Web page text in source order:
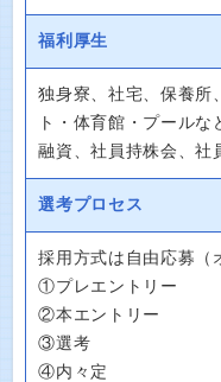
福利厚生
独身寮、社宅、保養所
ト・体育館・プール
融資、社員持株会、社
選考プロセス
採用方式は自由応募（
①プレエントリー
②本エントリー
③選考
④内々定